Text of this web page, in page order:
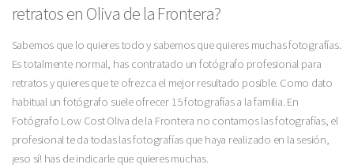
retratos en Oliva de la Frontera?
Sabemos que lo quieres todo y sabemos que quieres muchas fotografías.
Es totalmente normal, has contratado un fotógrafo profesional para
retratos y quieres que te ofrezca el mejor resultado posible. Como dato
habitual un fotógrafo suele ofrecer 15 fotografías a la familia. En
Fotógrafo Low Cost Oliva de la Frontera no contamos las fotografías, el
profesional te da todas las fotografías que haya realizado en la sesión,
¡eso sí! has de indicarle que quieres muchas.